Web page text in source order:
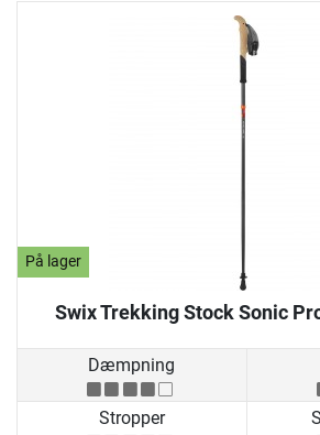
På lager
Swix Trekking Stock Sonic
Dæmpning
Stropper